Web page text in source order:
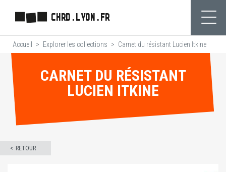
contenu
principal
CHRD.LYON.FR
Accueil Explorer les collections Carnet du résistant Lucien Itkine
CARNET DU RÉSISTANT
LUCIEN ITKINE
RETOUR